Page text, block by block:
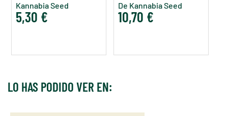
Kannabia Seed
Company
5,30 €
De Kannabia Seed
Company
10,70 €
LO HAS PODIDO VER EN: